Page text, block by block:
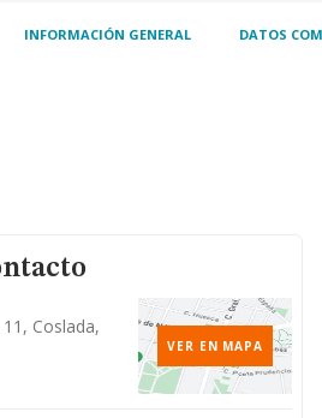
púbINFORMACIÓN GENERAL DATOS
Coslada,
VER EN MAPA